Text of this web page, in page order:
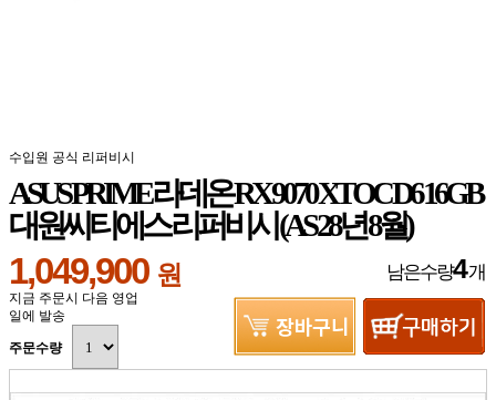
수입원 공식 리퍼비시
ASUS PRIME 라데온 RX 9070 XT OC D6 16GB
대원씨티에스 리퍼비시 (AS 28년 8월)
1,049,900 원 남은수량4개
지금 주문시 다음 영업
일에 발송
주문수량